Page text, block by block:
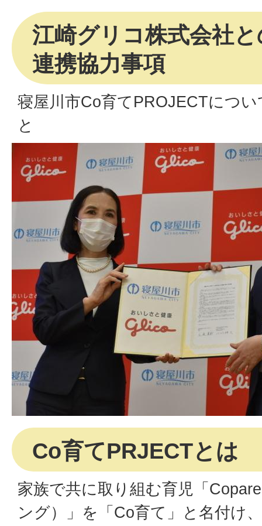
江崎グリコ株式会社
連携協力事項
寝屋川市Co育てPROJECTにつ
と
Co育てPRJECTとは
家族で共に取り組む育児「
ング）」を「Co育て」と名付け